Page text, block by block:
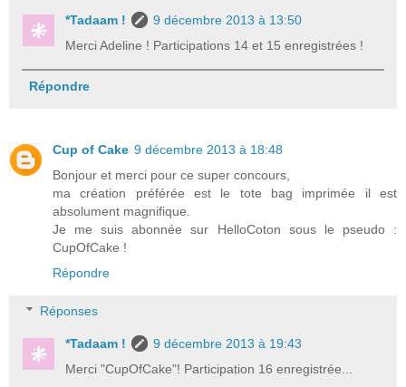
*Tadaam !
9 décembre 2013 à 13:50
Merci Adeline ! Participations 14 et 15 enregistrées !
Répondre
Cup of Cake 9 décembre 2013 à 18:48
Bonjour et merci pour ce super concours,
ma création préférée est le tote bag imprimée il est
absolument magnifique.
Je me suis abonnée sur HelloCoton sous le pseudo :
CupOfCake !
Répondre
Réponses
*Tadaam !
9 décembre 2013 à 19:43
Merci "CupOfCake"! Participation 16 enregistrée...